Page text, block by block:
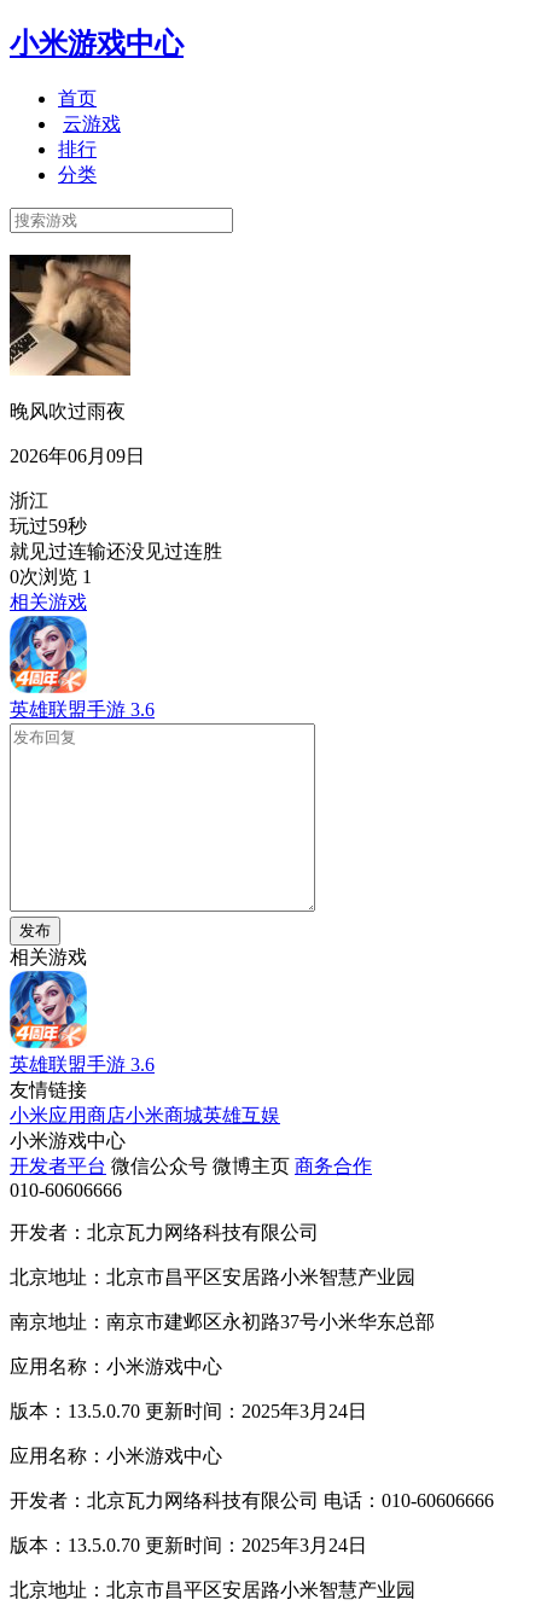
小米游戏中心
首页
云游戏
排行
分类
晚风吹过雨夜
2026年06月09日
浙江
玩过59秒
就见过连输还没见过连胜
0次浏览 1
相关游戏
英雄联盟手游 3.6
发布
相关游戏
英雄联盟手游 3.6
友情链接
小米应用商店小米商城英雄互娱
小米游戏中心
开发者平台 微信公众号 微博主页 商务合作
010-60606666
开发者：北京瓦力网络科技有限公司
北京地址：北京市昌平区安居路小米智慧产业园
南京地址：南京市建邺区永初路37号小米华东总部
应用名称：小米游戏中心
版本：13.5.0.70 更新时间：2025年3月24日
应用名称：小米游戏中心
开发者：北京瓦力网络科技有限公司 电话：010-60606666
版本：13.5.0.70 更新时间：2025年3月24日
北京地址：北京市昌平区安居路小米智慧产业园